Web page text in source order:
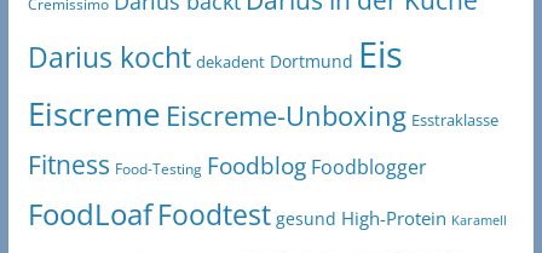
Cremissimo
Darius kocht dekadent Dortmund Eis
Eiscreme Eiscreme-Unboxing Esstraklasse
Fitness Food-Testing Foodblog Foodblogger
FoodLoaf Foodtest gesund High-Protein Karamell